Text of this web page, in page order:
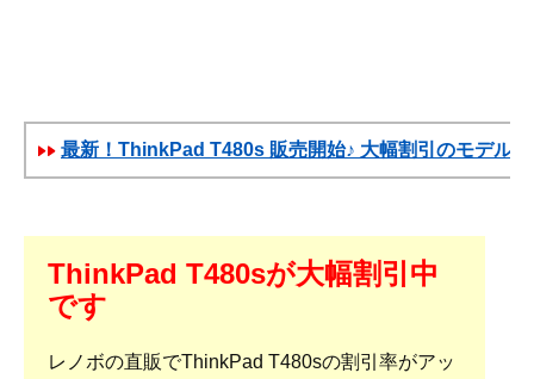
最新！ThinkPad T480s 販売開始♪ 大幅割引のモデル
ThinkPad T480sが大幅割引中
です
レノボの直販でThinkPad T480sの割引率がアッ